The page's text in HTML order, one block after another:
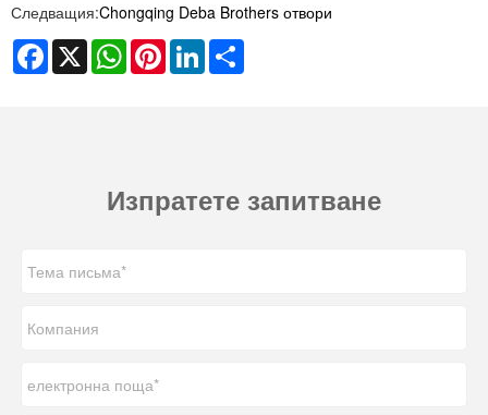
Следващия:Chongqing Deba Brothers отвори
Facebook
X WhatsAppPinterestLinkedIn
Изпратете запитване